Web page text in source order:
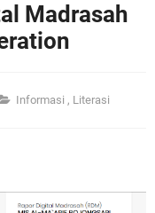
Madrasah
Informasi , Literasi